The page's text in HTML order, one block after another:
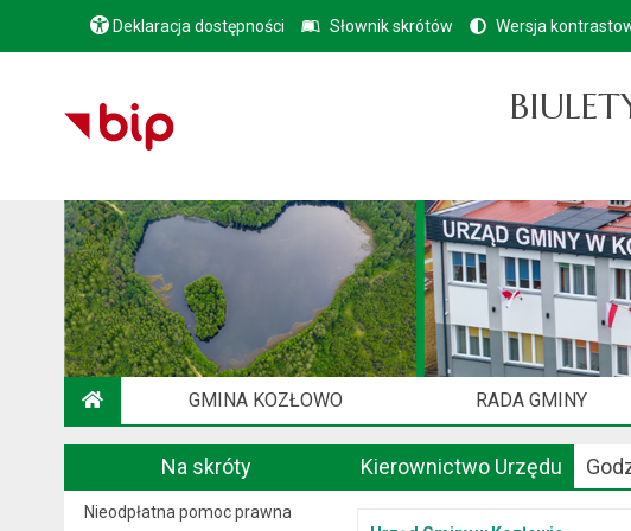
Deklaracja dostępności Słownik skrótów Wersja
GMINA KOZŁOWO RADA GMINY
Na skróty
Nieodpłatna pomoc prawna
Kierownictwo Urzędu